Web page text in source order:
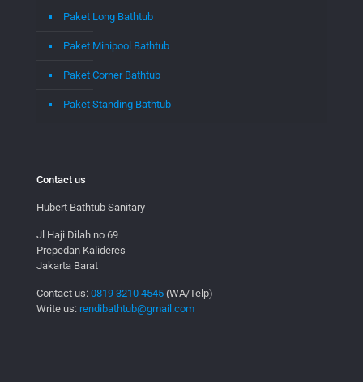
Paket Long Bathtub
Paket Minipool Bathtub
Paket Corner Bathtub
Paket Standing Bathtub
Contact us
Hubert Bathtub Sanitary
Jl Haji Dilah no 69
Prepedan Kalideres
Jakarta Barat
Contact us: 0819 3210 4545 (WA/Telp)
Write us: rendibathtub@gmail.com